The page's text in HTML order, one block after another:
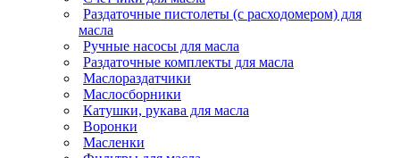
Раздаточные пистолеты (с расходомером) для
масла
Ручные насосы для масла
Раздаточные комплекты для масла
Маслораздатчики
Маслосборники
Катушки, рукава для масла
Воронки
Масленки